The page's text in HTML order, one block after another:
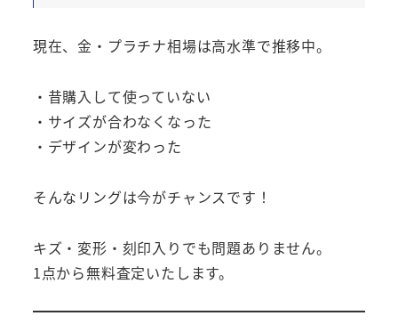
現在、金・プラチナ相場は高水準で推移中。
・昔購入して使っていない
・サイズが合わなくなった
・デザインが変わった
そんなリングは今がチャンスです！
キズ・変形・刻印入りでも問題ありません。
1点から無料査定いたします。